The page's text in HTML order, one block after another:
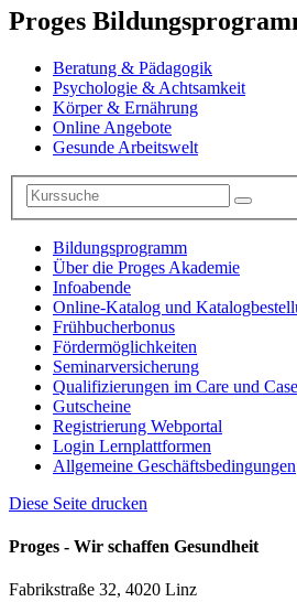
Proges
Beratung & Pädagogik
Psychologie & Achtsamkeit
Körper & Ernährung
Online Angebote
Gesunde Arbeitswelt
Bildungsprogramm
Über die Proges Akademie
Infoabende
Online-Katalog und
Frühbucherbonus
Fördermöglichkeiten
Seminarversicherung
Qualifizierungen im Care und
Gutscheine
Registrierung Webportal
Login Lernplattformen
Allgemeine Geschäftsbedingungen
Diese Seite drucken
Proges - Wir schaffen Gesundheit
Fabrikstraße 32, 4020 Linz